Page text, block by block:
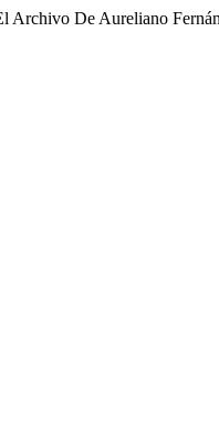
Archivo De Aureliano